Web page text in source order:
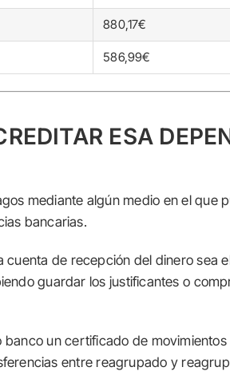
880,17€
586,99€
ESA
mediante algún medio en el que
bancarias.
cuenta de recepción del dinero sea
guardar los justificantes o
un certificado de
entre reagrupado y